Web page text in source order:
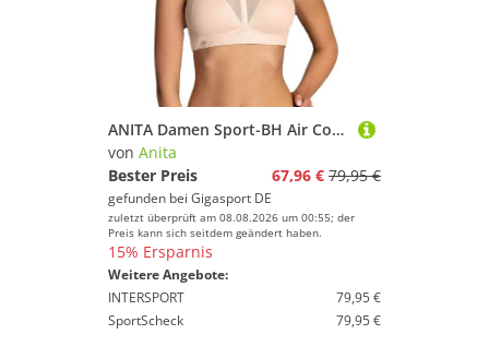
ANITA Damen Sport-BH Air Control Deltapad High Support beige | 75B
von Anita
Bester Preis
67,96 € 79,95 €
gefunden bei Gigasport DE
zuletzt überprüft am 08.08.2026 um 00:55; der
Preis kann sich seitdem geändert haben.
15% Ersparnis
Weitere Angebote:
INTERSPORT
79,95 €
SportScheck
79,95 €